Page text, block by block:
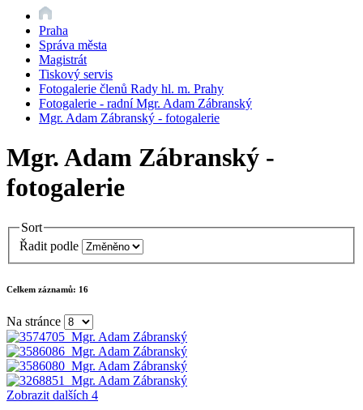
Praha
Správa města
Magistrát
Tiskový servis
Fotogalerie členů Rady hl. m. Prahy
Fotogalerie - radní Mgr. Adam Zábranský
Mgr. Adam Zábranský - fotogalerie
Mgr. Adam Zábranský -
fotogalerie
Sort
Řadit podle
Celkem záznamů: 16
Na stránce
Zobrazit dalších 4